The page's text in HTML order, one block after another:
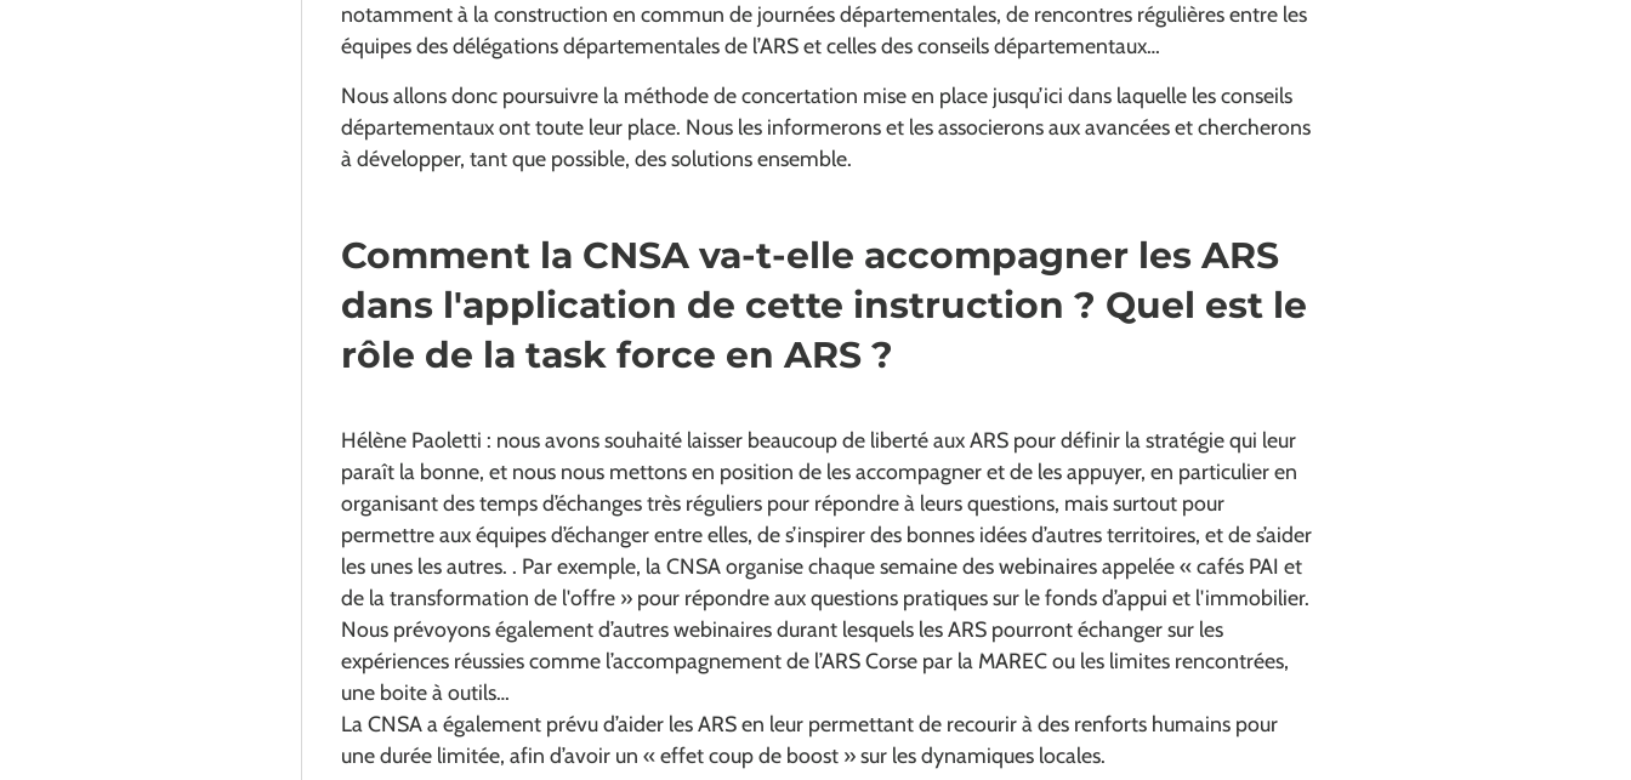
notamment à la construction en commun de journées départementales, de rencontres régulières entre les
équipes des délégations départementales de l’ARS et celles des conseils départementaux…
Nous allons donc poursuivre la méthode de concertation mise en place jusqu’ici dans laquelle les conseils
départementaux ont toute leur place. Nous les informerons et les associerons aux avancées et chercherons
à développer, tant que possible, des solutions ensemble.
Comment la CNSA va-t-elle accompagner les ARS
dans l'application de cette instruction ? Quel est le
rôle de la task force en ARS ?
Hélène Paoletti : nous avons souhaité laisser beaucoup de liberté aux ARS pour définir la stratégie qui leur
paraît la bonne, et nous nous mettons en position de les accompagner et de les appuyer, en particulier en
organisant des temps d’échanges très réguliers pour répondre à leurs questions, mais surtout pour
permettre aux équipes d’échanger entre elles, de s’inspirer des bonnes idées d’autres territoires, et de s’aider
les unes les autres. . Par exemple, la CNSA organise chaque semaine des webinaires appelée « cafés PAI et
de la transformation de l'offre » pour répondre aux questions pratiques sur le fonds d’appui et l'immobilier.
Nous prévoyons également d’autres webinaires durant lesquels les ARS pourront échanger sur les
expériences réussies comme l’accompagnement de l’ARS Corse par la MAREC ou les limites rencontrées,
une boite à outils…
La CNSA a également prévu d’aider les ARS en leur permettant de recourir à des renforts humains pour
une durée limitée, afin d’avoir un « effet coup de boost » sur les dynamiques locales.